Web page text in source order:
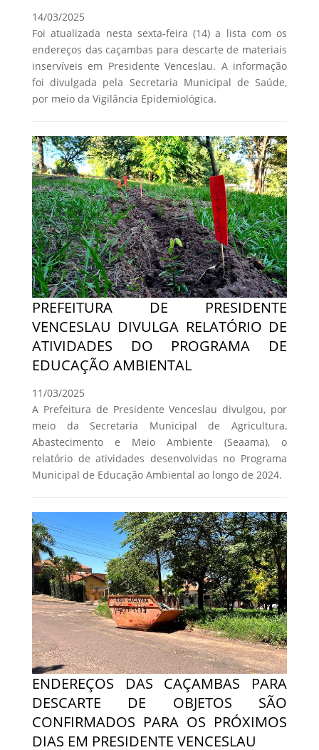
14/03/2025
Foi atualizada nesta sexta-feira (14) a lista com os
endereços das caçambas para descarte de materiais
inservíveis em Presidente Venceslau. A informação
foi divulgada pela Secretaria Municipal de Saúde,
por meio da Vigilância Epidemiológica.
PREFEITURA DE PRESIDENTE
VENCESLAU DIVULGA RELATÓRIO DE
ATIVIDADES DO PROGRAMA DE
EDUCAÇÃO AMBIENTAL
11/03/2025
A Prefeitura de Presidente Venceslau divulgou, por
meio da Secretaria Municipal de Agricultura,
Abastecimento e Meio Ambiente (Seaama), o
relatório de atividades desenvolvidas no Programa
Municipal de Educação Ambiental ao longo de 2024.
ENDEREÇOS DAS CAÇAMBAS PARA
DESCARTE DE OBJETOS SÃO
CONFIRMADOS PARA OS PRÓXIMOS
DIAS EM PRESIDENTE VENCESLAU